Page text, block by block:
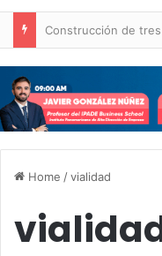
Home /vialidad